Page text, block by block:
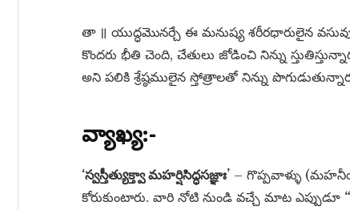
తా ॥ యుద్ధమొనర్చే ఈ మనుష్య శరీరధారులైన
కొందరు భీతి చెంది, చేతులు జోడించి నిన్ను
అని పలికి శ్రేష్ఠములైన స్తోత్రాలతో నిన్ను
వ్యాఖ్య:-
‘స్వస్తీత్యుక్త్వా మహర్షిసిద్ధసజ్ఞాః’ – గొప్పవాళ్ళు
కోరుకుంటారు. వారి నోటి నుండి వచ్చే మాట ఎప్పుడూ